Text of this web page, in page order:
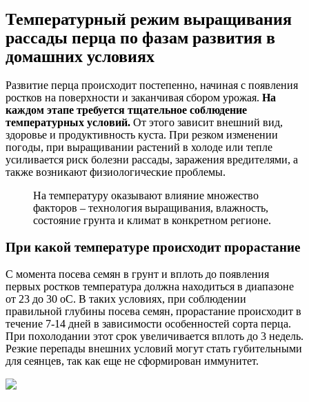
для
прорастания,
для
рассаду;
темпереатурный
режим
проращивания:
первые
4-
5
сколько
те
Температурный режим выращивания
рассады перца по фазам развития в
домашних условиях
Развитие перца происходит постепенно, начиная с появления
ростков на поверхности и заканчивая сбором урожая. На
каждом этапе требуется тщательное соблюдение
температурных условий. От этого зависит внешний вид,
здоровье и продуктивность куста. При резком изменении
погоды, при выращивании растений в холоде или тепле
усиливается риск болезни рассады, заражения вредителями, а
также возникают физиологические проблемы.
На температуру оказывают влияние множество
факторов – технология выращивания, влажность,
состояние грунта и климат в конкретном регионе.
При какой температуре происходит прорастание
С момента посева семян в грунт и вплоть до появления
первых ростков температура должна находиться в диапазоне
от 23 до 30 oC. В таких условиях, при соблюдении
правильной глубины посева семян, прорастание происходит в
течение 7-14 дней в зависимости особенностей сорта перца.
При похолодании этот срок увеличивается вплоть до 3 недель.
Резкие перепады внешних условий могут стать губительными
для сеянцев, так как еще не сформирован иммунитет.